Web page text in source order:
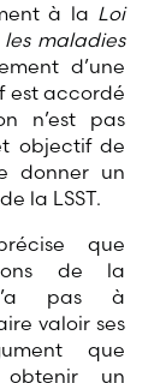
à la Loi
maladies
d’une
est accordé
n’est pas
objectif de
donner un
la LSST.
que
de la
n’a pas à
valoir ses
que
un